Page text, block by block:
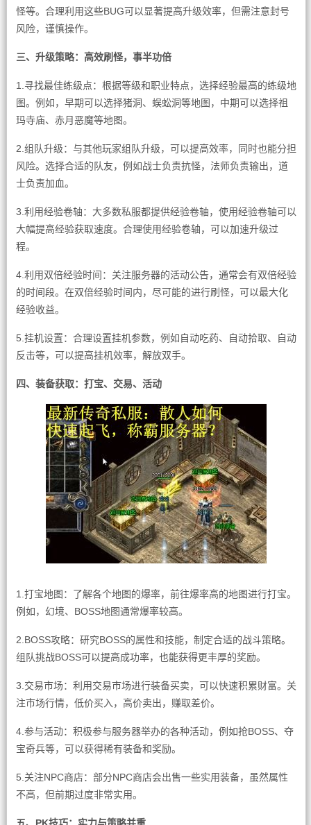
怪等。合理利用这些BUG可以显著提高升级效率，但需注意封号
风险，谨慎操作。
三、升级策略：高效刷怪，事半功倍
1.寻找最佳练级点：根据等级和职业特点，选择经验最高的练级地
图。例如，早期可以选择猪洞、蜈蚣洞等地图，中期可以选择祖
玛寺庙、赤月恶魔等地图。
2.组队升级：与其他玩家组队升级，可以提高效率，同时也能分担
风险。选择合适的队友，例如战士负责抗怪，法师负责输出，道
士负责加血。
3.利用经验卷轴：大多数私服都提供经验卷轴，使用经验卷轴可以
大幅提高经验获取速度。合理使用经验卷轴，可以加速升级过
程。
4.利用双倍经验时间：关注服务器的活动公告，通常会有双倍经验
的时间段。在双倍经验时间内，尽可能的进行刷怪，可以最大化
经验收益。
5.挂机设置：合理设置挂机参数，例如自动吃药、自动拾取、自动
反击等，可以提高挂机效率，解放双手。
四、装备获取：打宝、交易、活动
1.打宝地图：了解各个地图的爆率，前往爆率高的地图进行打宝。
例如，幻境、BOSS地图通常爆率较高。
2.BOSS攻略：研究BOSS的属性和技能，制定合适的战斗策略。
组队挑战BOSS可以提高成功率，也能获得更丰厚的奖励。
3.交易市场：利用交易市场进行装备买卖，可以快速积累财富。关
注市场行情，低价买入，高价卖出，赚取差价。
4.参与活动：积极参与服务器举办的各种活动，例如抢BOSS、夺
宝奇兵等，可以获得稀有装备和奖励。
5.关注NPC商店：部分NPC商店会出售一些实用装备，虽然属性
不高，但前期过度非常实用。